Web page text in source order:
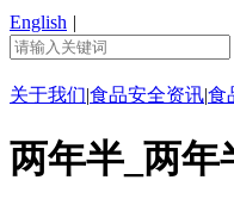
English |
关于我们|食品安全资讯|食
两年半_两年